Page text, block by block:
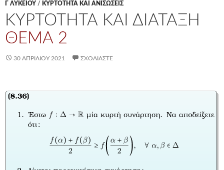
Γ ΛΥΚΕΊΟΥ / ΚΥΡΤΟΤΗΤΑ ΚΑΙ ΑΝΙΣΩΣΕΙΣ
ΚΥΡΤΟΤΗΤΑ ΚΑΙ ΔΙΑΤΑΞΗ
ΘΕΜΑ 2
30 ΑΠΡΙΛΊΟΥ 2021 ΣΧΟΛΙΆΣΤΕ